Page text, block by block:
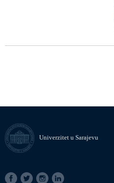
Univerzitet u Sarajevu
SOCIAL